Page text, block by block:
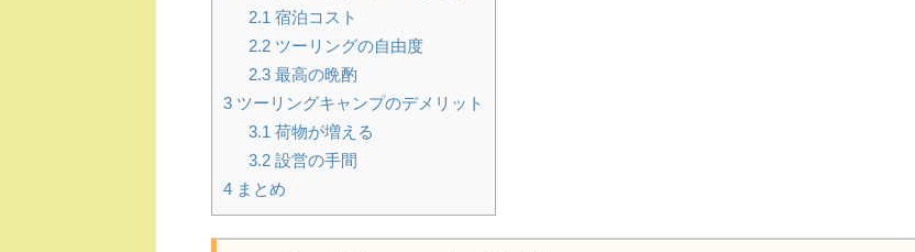
2.1 宿泊コスト
2.2ツーリングの自由度
2.3最高の晩酌
3 ツーリングキャンプのデメリット
3.1 荷物が増える
3.2設営の手間
4 まとめ